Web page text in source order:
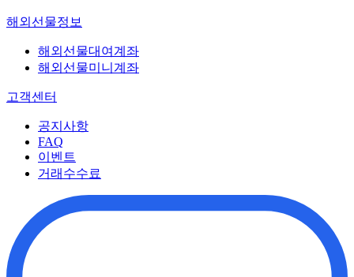
해외선물정보
해외선물대여계좌
해외선물미니계좌
고객센터
공지사항
FAQ
이벤트
거래수수료